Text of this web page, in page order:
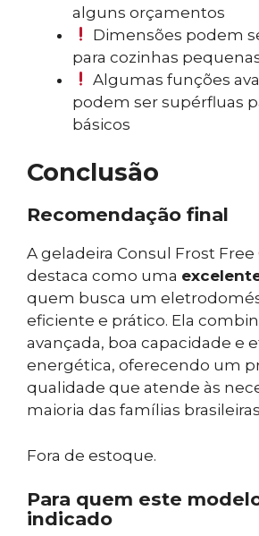
alguns orçamentos
Dimensões podem
para cozinhas
Algumas funções
podem ser supérfluas
básicos
Conclusão
Recomendação final
A geladeira Consul Frost Free
destaca como uma
quem busca um
eficiente e prático. Ela
avançada, boa capacidade e
energética, oferecendo um
qualidade que atende às
maioria das famílias
Fora de estoque.
Para quem este
indicado